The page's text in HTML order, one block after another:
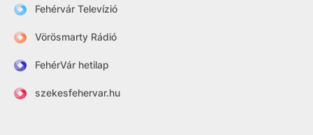
Fehérvár Televízió
Vörösmarty Rádió
FehérVár hetilap
szekesfehervar.hu